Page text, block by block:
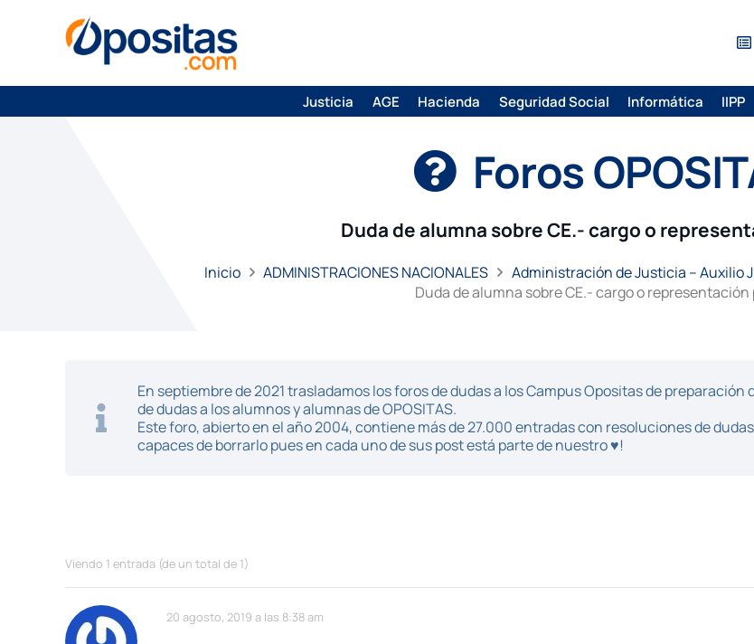
Justicia AGE Hacienda Seguridad Social Informática IIPP
Foros
Duda de alumna sobre CE.- cargo o
Inicio ADMINISTRACIONES NACIONALES
Administración de Justicia – Auxilio
Duda de alumna sobre CE.- cargo o
En septiembre de 2021 trasladamos los foros de dudas a los Campus Opositas de
de dudas a los alumnos y alumnas de OPOSITAS.
Este foro, abierto en el año 2004, contiene más de 27.000 entradas con resoluciones de
capaces de borrarlo pues en cada uno de sus post está parte de nuestro ♥!
Viendo 1 entrada (de un total de 1)
20 agosto, 2019 a las 8:38 am